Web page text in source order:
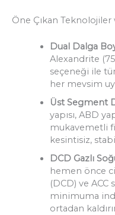
Öne Çıkan Teknolojiler
Dual Dalga
Alexandrite
seçeneği ile
her mevsim
Üst Segment
yapısı, ABD
mukavemetli
kesintisiz,
DCD Gazlı
hemen önce
(DCD) ve
minimuma
ortadan